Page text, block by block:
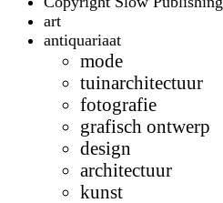
art
antiquariaat
mode
tuinarchitectuur
fotografie
grafisch ontwerp
design
architectuur
kunst